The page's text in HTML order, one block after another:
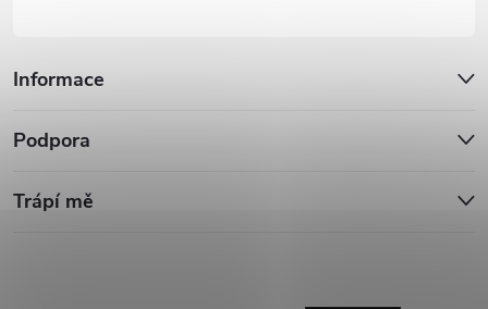
Informace
Podpora
Trápí mě